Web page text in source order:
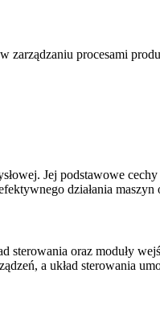
zarządzaniu procesami
Jej podstawowe
działania maszyn
sterowania oraz moduły
a układ sterowania